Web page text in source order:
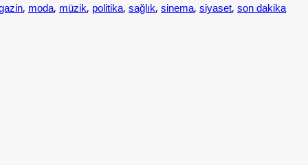
, moda, müzik, politika, sağlık, sinema, siyaset, son dakika